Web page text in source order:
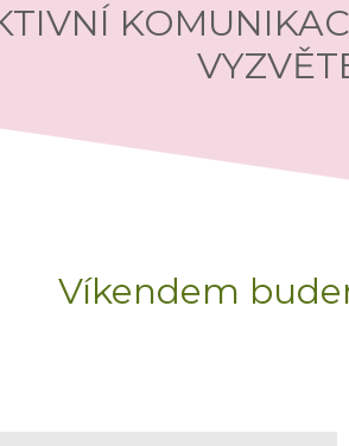
Víkendem